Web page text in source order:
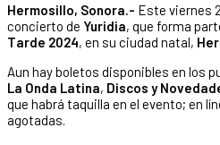
Hermosillo, Sonora.- Este viernes
concierto de Yuridia, que forma
Tarde 2024, en su ciudad natal,
Aun hay boletos disponibles en los
La Onda Latina, Discos y
que habrá taquilla en el evento; en
agotadas.